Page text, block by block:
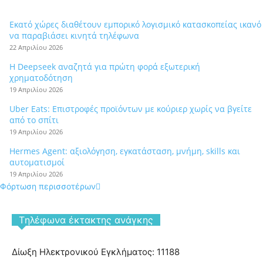
Εκατό χώρες διαθέτουν εμπορικό λογισμικό κατασκοπείας ικανό
να παραβιάσει κινητά τηλέφωνα
22 Απριλίου 2026
Η Deepseek αναζητά για πρώτη φορά εξωτερική
χρηματοδότηση
19 Απριλίου 2026
Uber Eats: Επιστροφές προϊόντων με κούριερ χωρίς να βγείτε
από το σπίτι
19 Απριλίου 2026
Hermes Agent: αξιολόγηση, εγκατάσταση, μνήμη, skills και
αυτοματισμοί
19 Απριλίου 2026
Φόρτωση περισσοτέρων
Tηλέφωνα έκτακτης ανάγκης
Δίωξη Ηλεκτρονικού Εγκλήματος: 11188